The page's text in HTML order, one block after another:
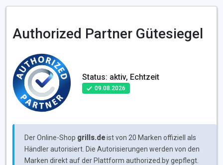
Authorized Partner Gütesiegel
Status: aktiv, Echtzeit
09.08.2026
Der Online-Shop grills.deist von 20 Marken offiziell als
Händler autorisiert. Die Autorisierungen werden von den
Marken direkt auf der Plattform authorized.by gepflegt.